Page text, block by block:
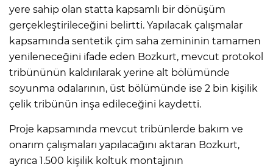
yere sahip olan statta kapsamlı bir dönüşüm
gerçekleştirileceğini belirtti. Yapılacak çalışmalar
kapsamında sentetik çim saha zemininin tamamen
yenileneceğini ifade eden Bozkurt, mevcut protokol
tribününün kaldırılarak yerine alt bölümünde
soyunma odalarının, üst bölümünde ise 2 bin kişilik
çelik tribünün inşa edileceğini kaydetti.
Proje kapsamında mevcut tribünlerde bakım ve
onarım çalışmaları yapılacağını aktaran Bozkurt,
ayrıca 1.500 kişilik koltuk montajının